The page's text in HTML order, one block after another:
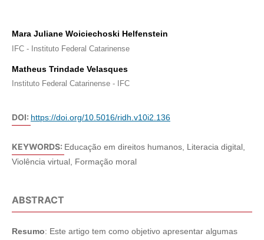
Mara Juliane Woiciechoski Helfenstein
IFC - Instituto Federal Catarinense
Matheus Trindade Velasques
Instituto Federal Catarinense - IFC
DOI: https://doi.org/10.5016/ridh.v10i2.136
KEYWORDS: Educação em direitos humanos, Literacia digital,
Violência virtual, Formação moral
ABSTRACT
Resumo: Este artigo tem como objetivo apresentar algumas